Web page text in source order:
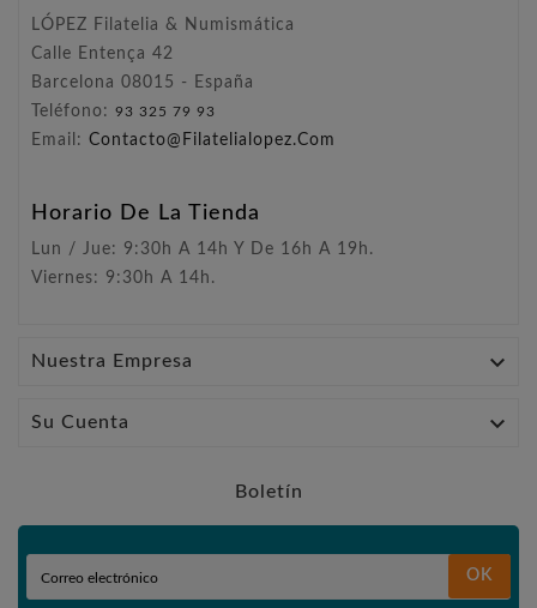
LÓPEZ Filatelia & Numismática
Calle Entença 42
Barcelona 08015 - España
Teléfono: 93 325 79 93
Email: Contacto@filatelialopez.com
Horario De La Tienda
Lun / Jue: 9:30h A 14h Y De 16h A 19h.
Viernes: 9:30h A 14h.
Nuestra Empresa 
Su Cuenta 
Boletín
OK